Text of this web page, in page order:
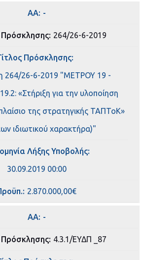
ΑΑ: -
264/26-6-2019
Πρόσκλησης:
264/26-6-2019 "ΜΕΤΡΟΥ 19 -
«Στήριξη για την υλοποίηση
της στρατηγικής ΤΑΠΤοΚ»
ιδιωτικού χαρακτήρα)"
Λήξης Υποβολής:
30.09.2019 00:00
2.870.000,00€
ΑΑ: -
4.3.1/ΕΥΔΠ _87